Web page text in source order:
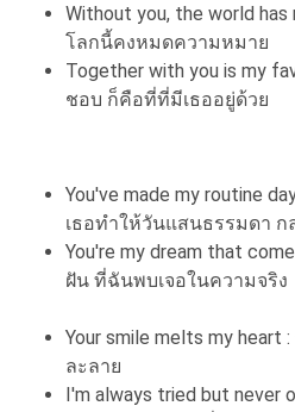
Without you, the world has
โลกนี้คงหมดความหมาย
Together with you is my
ชอบ ก็คือที่ที่มีเธออยู่ด้วย
You've made my routine
เธอทำให้วันแสนธรรมดา
You're my dream that
ฝัน ที่ฉันพบเจอในความจริง
Your smile melts my
ละลาย
I'm always tried but never